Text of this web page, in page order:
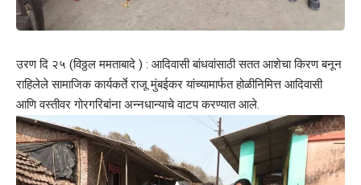
उरण दि २५ (विठ्ठल ममताबादे ) : आदिवासी बांधवांसाठी सतत आशेचा किरण बनून
राहिलेले सामाजिक कार्यकर्ते राजू मुंबईकर यांच्यामार्फत होळीनिमित्त आदिवासी
आणि वस्तीवर गोरगरिबांना अन्नधान्याचे वाटप करण्यात आले.